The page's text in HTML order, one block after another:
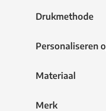
Drukmethode
Drukmethode
Personaliseren
Personaliseren
Materiaal
Materiaal
Merk
Merk